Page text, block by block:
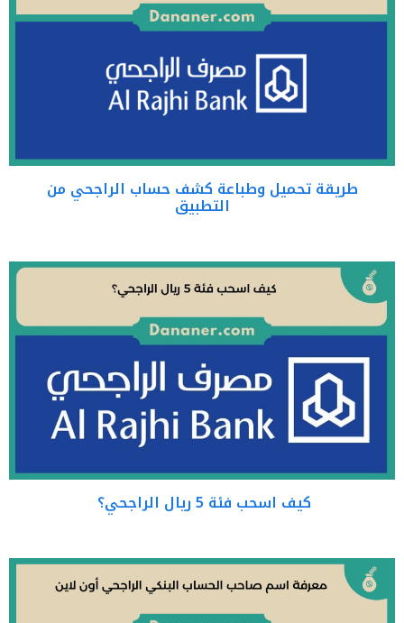
طريقة تحميل وطباعة كشف حساب الراجحي من
التطبيق
كيف اسحب فئة 5 ريال الراجحي؟